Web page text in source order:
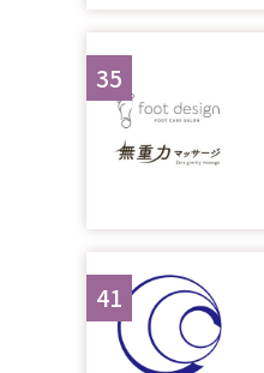
35
41